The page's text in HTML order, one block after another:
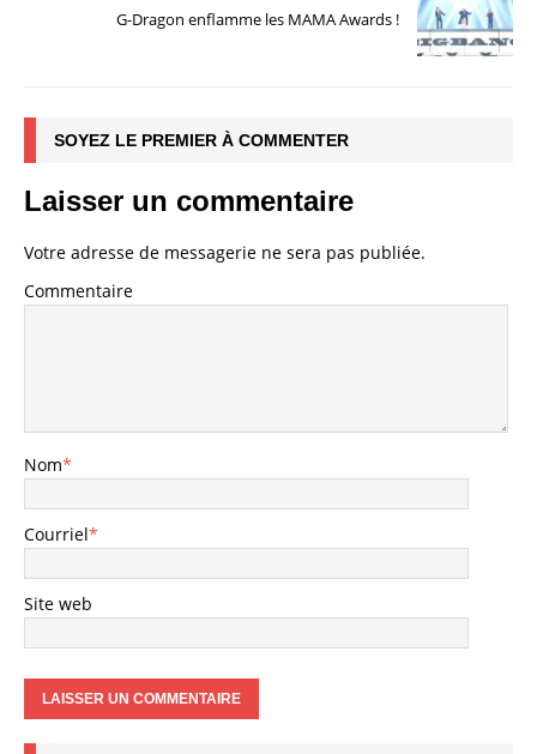
G-Dragon enflamme les MAMA Awards !
SOYEZ LE PREMIER À COMMENTER
Laisser un commentaire
Votre adresse de messagerie ne sera pas publiée.
Commentaire
Nom*
Courriel*
Site web